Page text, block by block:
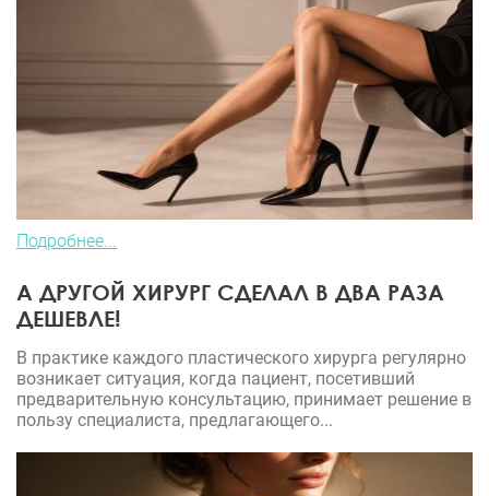
Подробнее...
А ДРУГОЙ ХИРУРГ СДЕЛАЛ В ДВА РАЗА
ДЕШЕВЛЕ!
В практике каждого пластического хирурга регулярно
возникает ситуация, когда пациент, посетивший
предварительную консультацию, принимает решение в
пользу специалиста, предлагающего...